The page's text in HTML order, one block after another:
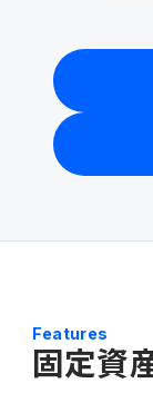
債権
リー
販売管理
生産管理
業界特化
素材・素
よくある
コラム
製品関連動
Features
固定資